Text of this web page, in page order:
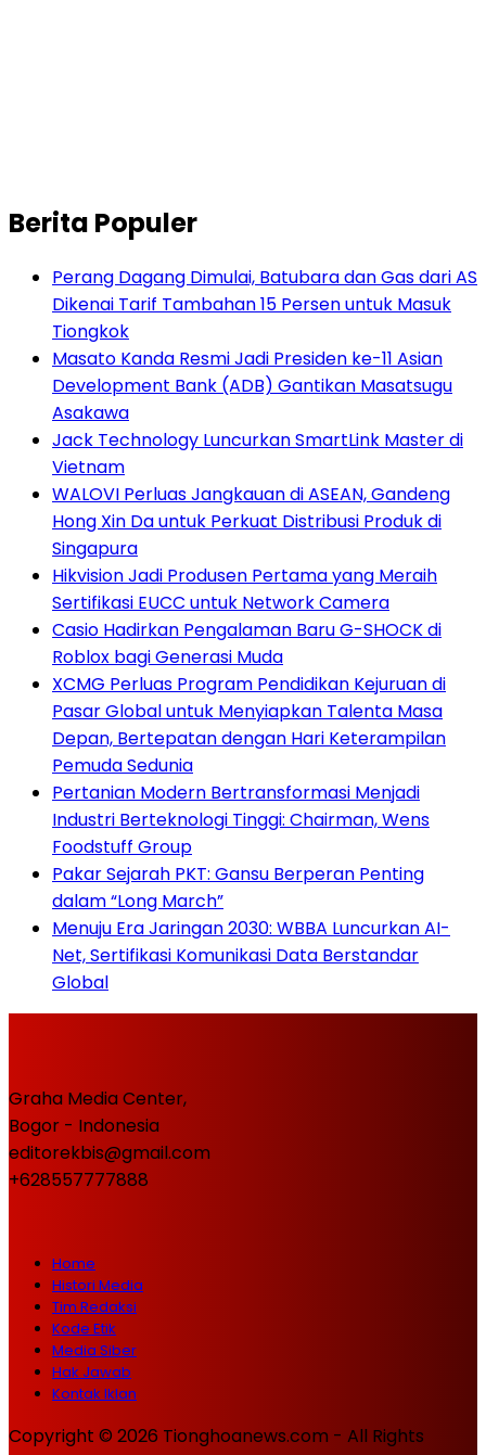
Berita Populer
Perang Dagang Dimulai, Batubara dan Gas dari AS
Dikenai Tarif Tambahan 15 Persen untuk Masuk
Tiongkok
Masato Kanda Resmi Jadi Presiden ke-11 Asian
Development Bank (ADB) Gantikan Masatsugu
Asakawa
Jack Technology Luncurkan SmartLink Master di
Vietnam
WALOVI Perluas Jangkauan di ASEAN, Gandeng
Hong Xin Da untuk Perkuat Distribusi Produk di
Singapura
Hikvision Jadi Produsen Pertama yang Meraih
Sertifikasi EUCC untuk Network Camera
Casio Hadirkan Pengalaman Baru G-SHOCK di
Roblox bagi Generasi Muda
XCMG Perluas Program Pendidikan Kejuruan di
Pasar Global untuk Menyiapkan Talenta Masa
Depan, Bertepatan dengan Hari Keterampilan
Pemuda Sedunia
Pertanian Modern Bertransformasi Menjadi
Industri Berteknologi Tinggi: Chairman, Wens
Foodstuff Group
Pakar Sejarah PKT: Gansu Berperan Penting
dalam “Long March”
Menuju Era Jaringan 2030: WBBA Luncurkan AI-
Net, Sertifikasi Komunikasi Data Berstandar
Global
Graha Media Center,
Bogor - Indonesia
editorekbis@gmail.com
+628557777888
Home
Histori Media
Tim Redaksi
Kode Etik
Media Siber
Hak Jawab
Kontak Iklan
Copyright © 2026 Tionghoanews.com - All Rights